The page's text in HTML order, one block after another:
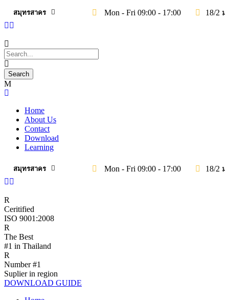
สมุทรสาคร Mon - Fri 09:00 - 17:00 18/2
Home
About Us
Contact
Download
Learning
สมุทรสาคร Mon - Fri 09:00 - 17:00 18/2
Ceritified
ISO 9001:2008
The Best
#1 in Thailand
Number #1
Suplier in region
DOWNLOAD GUIDE